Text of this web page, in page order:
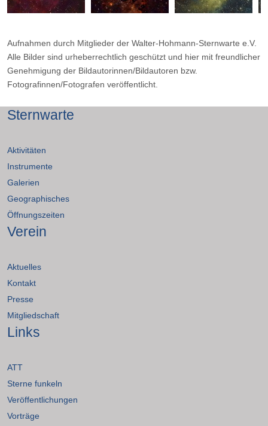
Aufnahmen durch Mitglieder der Walter-Hohmann-Sternwarte e.V.
Alle Bilder sind urheberrechtlich geschützt und hier mit freundlicher
Genehmigung der Bildautorinnen/Bildautoren bzw.
Fotografinnen/Fotografen veröffentlicht.
Sternwarte
Aktivitäten
Instrumente
Galerien
Geographisches
Öffnungszeiten
Verein
Aktuelles
Kontakt
Presse
Mitgliedschaft
Links
ATT
Sterne funkeln
Veröffentlichungen
Vorträge